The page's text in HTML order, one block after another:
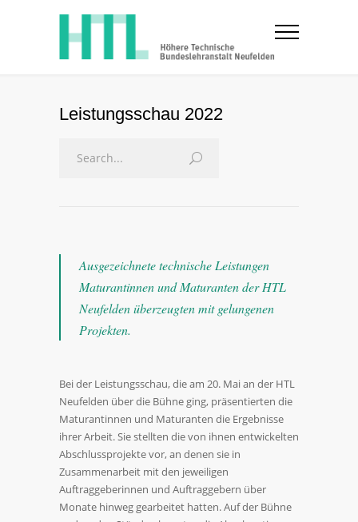
Leistungsschau 2022
Ausgezeichnete technische Leistungen
Maturantinnen und Maturanten der HTL
Neufelden überzeugten mit gelungenen
Projekten.
Bei der Leistungsschau, die am 20. Mai an der HTL
Neufelden über die Bühne ging, präsentierten die
Maturantinnen und Maturanten die Ergebnisse
ihrer Arbeit. Sie stellten die von ihnen entwickelten
Abschlussprojekte vor, an denen sie in
Zusammenarbeit mit den jeweiligen
Auftraggeberinnen und Auftraggebern über
Monate hinweg gearbeitet hatten. Auf der Bühne